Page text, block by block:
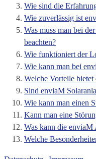
Wie sind die
Wie zuverlässig ist
Was muss man bei
beachten?
Wie funktioniert der
Wie kann man bei
Welche Vorteile
Sind enviaM
Wie kann man einen
Kann man eine
Was kann die enviaM
Welche